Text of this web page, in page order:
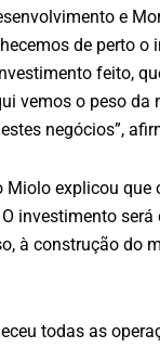
e
de perto
feito,
vemos o peso
negócios”,
Miolo explicou
investimento
à construção do
todas as